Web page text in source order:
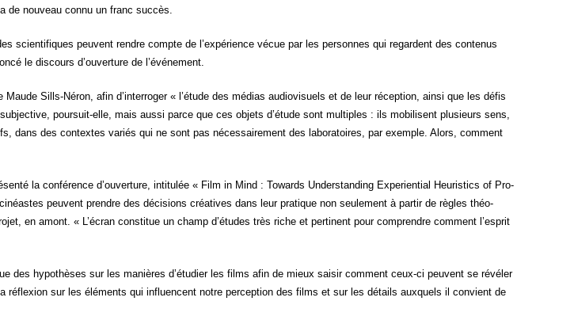
de nou­veau connu un franc succès.
scien­ti­fiques peuvent rendre compte de l’expérience vécue par les per­sonnes qui regardent des conte­nus
le dis­cours d’ouverture de l’événement.
Sills-Néron, afin d’interroger « l’étude des médias audio­vi­suels et de leur récep­tion, ain­si que les défis
pour­suit-elle, mais aus­si parce que ces objets d’étude sont mul­tiples : ils mobi­lisent plu­sieurs sens,
dans des contextes variés qui ne sont pas néces­sai­re­ment des labo­ra­toires, par exemple. Alors, com­ment
la confé­rence d’ouverture, inti­tu­lée « Film in Mind : Towards Unders­tan­ding Expe­rien­tial Heu­ris­tics of Pro­
peuvent prendre des déci­sions créa­tives dans leur pra­tique non seule­ment à par­tir de règles théo­
en amont. « L’écran consti­tue un champ d’études très riche et per­ti­nent pour com­prendre com­ment l’esprit
des hypo­thèses sur les manières d’étudier les films afin de mieux sai­sir com­ment ceux-ci peuvent se révé­ler
sur les élé­ments qui influencent notre per­cep­tion des films et sur les détails aux­quels il convient de